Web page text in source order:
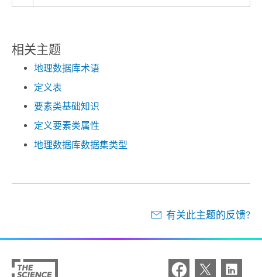
相关主题
地理数据库术语
定义表
要素类基础知识
定义要素类属性
地理数据库数据集类型
有关此主题的反馈?